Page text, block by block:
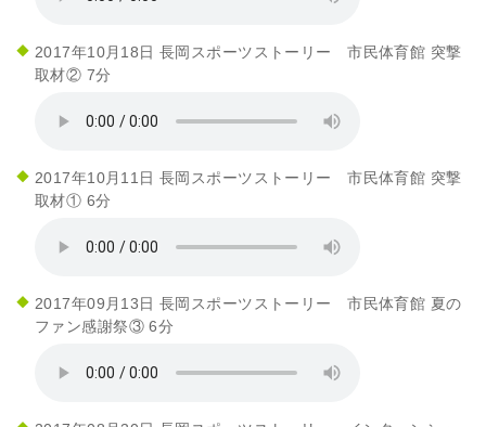
2017年10月18日 長岡スポーツストーリー 市民体育館 突撃
取材② 7分
2017年10月11日 長岡スポーツストーリー 市民体育館 突撃
取材① 6分
2017年09月13日 長岡スポーツストーリー 市民体育館 夏の
ファン感謝祭③ 6分